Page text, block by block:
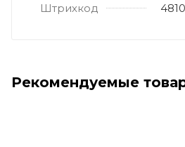
Штрихкод
Рекомендуемые